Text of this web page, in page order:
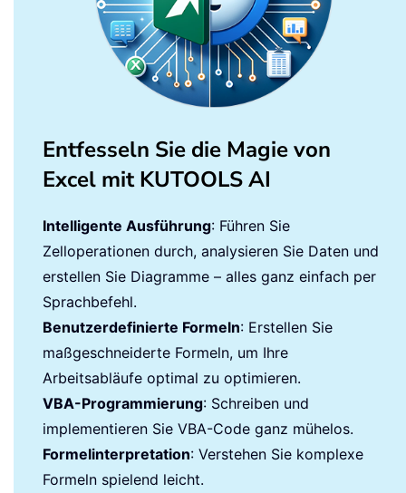
Entfesseln Sie die Magie von
Excel mit KUTOOLS AI
Intelligente Ausführung: Führen Sie
Zelloperationen durch, analysieren Sie Daten und
erstellen Sie Diagramme – alles ganz einfach per
Sprachbefehl.
Benutzerdefinierte Formeln: Erstellen Sie
maßgeschneiderte Formeln, um Ihre
Arbeitsabläufe optimal zu optimieren.
VBA-Programmierung: Schreiben und
implementieren Sie VBA-Code ganz mühelos.
Formelinterpretation: Verstehen Sie komplexe
Formeln spielend leicht.